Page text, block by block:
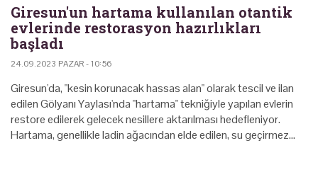
Giresun'un hartama kullanılan otantik
evlerinde restorasyon hazırlıkları
başladı
24.09.2023 PAZAR - 10:56
Giresun'da, "kesin korunacak hassas alan" olarak tescil ve ilan
edilen Gölyanı Yaylası'nda "hartama" tekniğiyle yapılan evlerin
restore edilerek gelecek nesillere aktarılması hedefleniyor.
Hartama, genellikle ladin ağacından elde edilen, su geçirmez…